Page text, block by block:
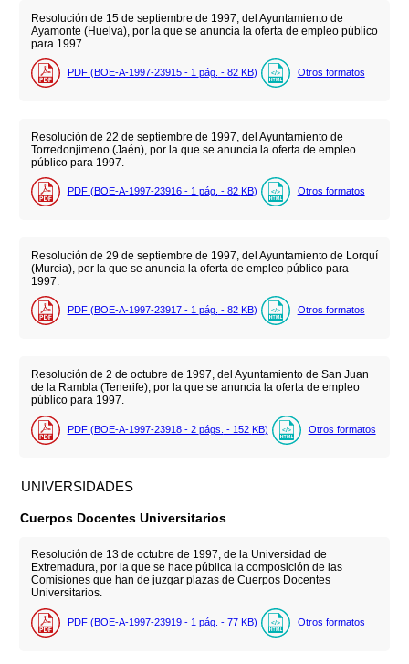
Resolución de 15 de septiembre de 1997, del Ayuntamiento de
Ayamonte (Huelva), por la que se anuncia la oferta de empleo público
para 1997.
PDF (BOE-A-1997-23915 - 1 pág. - 82 KB) Otros formatos
Resolución de 22 de septiembre de 1997, del Ayuntamiento de
Torredonjimeno (Jaén), por la que se anuncia la oferta de empleo
público para 1997.
PDF (BOE-A-1997-23916 - 1 pág. - 82 KB) Otros formatos
Resolución de 29 de septiembre de 1997, del Ayuntamiento de Lorquí
(Murcia), por la que se anuncia la oferta de empleo público para
1997.
PDF (BOE-A-1997-23917 - 1 pág. - 82 KB) Otros formatos
Resolución de 2 de octubre de 1997, del Ayuntamiento de San Juan
de la Rambla (Tenerife), por la que se anuncia la oferta de empleo
público para 1997.
PDF (BOE-A-1997-23918 - 2 págs. - 152 KB) Otros formatos
UNIVERSIDADES
Cuerpos Docentes Universitarios
Resolución de 13 de octubre de 1997, de la Universidad de
Extremadura, por la que se hace pública la composición de las
Comisiones que han de juzgar plazas de Cuerpos Docentes
Universitarios.
PDF (BOE-A-1997-23919 - 1 pág. - 77 KB) Otros formatos